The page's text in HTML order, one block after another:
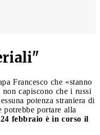
Francesco che «stanno
capiscono che i russi
potenza straniera di
portare alla
febbraio è in corso il